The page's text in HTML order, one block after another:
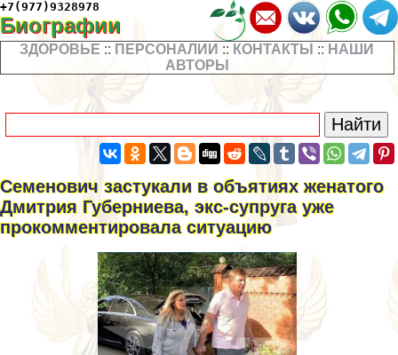
+7(977)9328978
Биографии
ЗДОРОВЬЕ :: ПЕРСОНАЛИИ :: КОНТАКТЫ :: НАШИ
АВТОРЫ
Семенович застукали в объятиях женатого
Дмитрия Губерниева, экс-супруга уже
прокомментировала ситуацию